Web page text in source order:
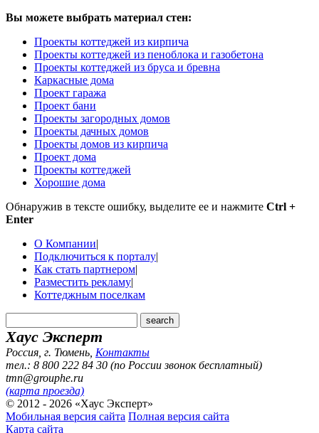
Вы можете выбрать материал стен:
Проекты коттеджей из кирпича
Проекты коттеджей из пеноблока и газобетона
Проекты коттеджей из бруса и бревна
Каркасные дома
Проект гаража
Проект бани
Проекты загородных домов
Проекты дачных домов
Проекты домов из кирпича
Проект дома
Проекты коттеджей
Хорошие дома
Обнаружив в тексте ошибку, выделите ее и нажмите Ctrl +
Enter
О Компании|
Подключиться к порталу|
Как стать партнером|
Разместить рекламу|
Коттеджным поселкам
Хаус Эксперт
Россия, г. Тюмень Контакты
тел.: 8 800 222 84 30 (по России звонок бесплатный)
tmn@grouphe.ru
(карта проезда)
© 2012 - 2026 «Хаус Эксперт»
Мобильная версия сайта Полная версия сайта
Карта сайта